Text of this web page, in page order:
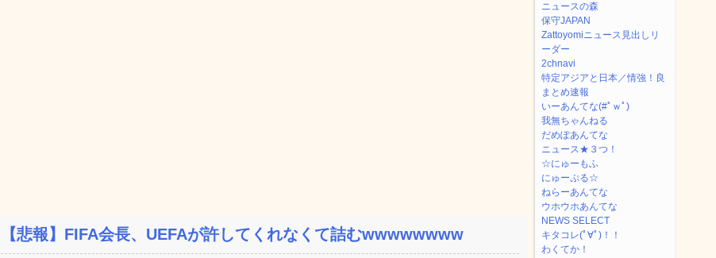
【悲報】FIFA会長、UEFAが許してくれなくて詰むwwwwwwww
ニュースの森
保守JAPAN
Zattoyomiニュース見出しリ
ーダー
2chnavi
特定アジアと日本／情強！良
まとめ速報
いーあんてな(#ﾟｗﾟ)
我無ちゃんねる
だめぽあんてな
ニュース★３つ！
☆にゅーもふ
にゅーぷる☆
ねらーあんてな
ウホウホあんてな
NEWS SELECT
キタコレ(ﾟ∀ﾟ)！！
わくてか！